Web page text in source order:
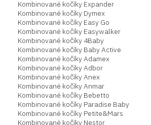
Kombinované kočíky Expander
Kombinované kočíky Dymex
Kombinované kočíky Easy Go
Kombinované kočíky Easywalker
Kombinované kočíky 4Baby
Kombinované kočíky Baby Active
Kombinované kočíky Adamex
Kombinované kočíky Adbor
Kombinované kočíky Anex
Kombinované kočíky Anmar
Kombinované kočíky Bebetto
Kombinované kočíky Paradise Baby
Kombinované kočíky Petite&Mars
Kombinované kočíky Nestor